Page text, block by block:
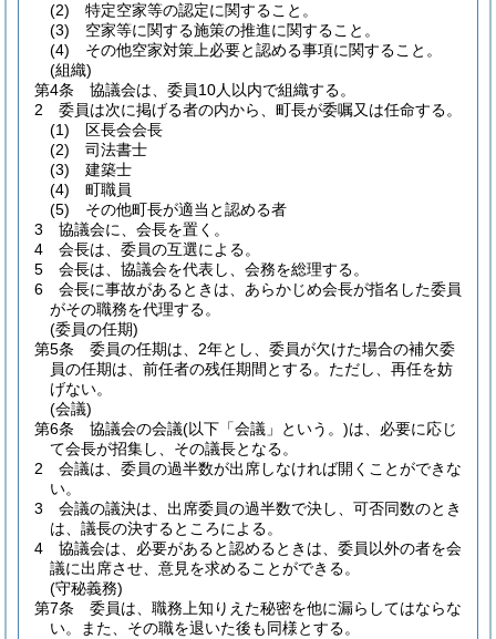
(2)
特定空家等の認定に関すること。
(3)
空家等に関する施策の推進に関すること。
(4)
その他空家対策上必要と認める事項に関すること。
(組織)
第4条
協議会は、委員10人以内で組織する。
2
委員は次に掲げる者の内から、町長が委嘱又は任命する。
(1)
区長会会長
(2)
司法書士
(3)
建築士
(4)
町職員
(5)
その他町長が適当と認める者
3
協議会に、会長を置く。
4
会長は、委員の互選による。
5
会長は、協議会を代表し、会務を総理する。
6
会長に事故があるときは、あらかじめ会長が指名した委員
がその職務を代理する。
(委員の任期)
第5条
委員の任期は、2年とし、委員が欠けた場合の補欠委
員の任期は、前任者の残任期間とする。 ただし、再任を妨
げない。
(会議)
第6条
協議会の会議(以下「会議」という。)は、必要に応じ
て会長が招集し、その議長となる。
2
会議は、委員の過半数が出席しなければ開くことができな
い。
3
会議の議決は、出席委員の過半数で決し、可否同数のとき
は、議長の決するところによる。
4
協議会は、必要があると認めるときは、委員以外の者を会
議に出席させ、意見を求めることができる。
(守秘義務)
第7条
委員は、職務上知りえた秘密を他に漏らしてはならな
い。
また、その職を退いた後も同様とする。